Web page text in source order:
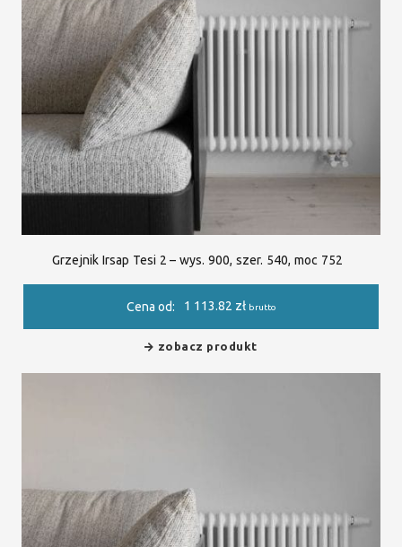
Grzejnik Irsap Tesi 2 – wys. 900, szer. 540, moc 752
Cena od: 1 113.82 zł brutto
zobacz produkt